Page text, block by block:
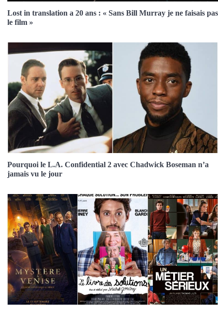
Lost in translation a 20 ans : « Sans Bill Murray je ne faisais pas
le film »
Pourquoi le L.A. Confidential 2 avec Chadwick Boseman n’a
jamais vu le jour